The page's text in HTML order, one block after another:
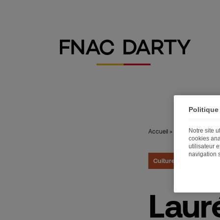
Accueil > Publications>
Culture
Notre site
cookies
utilisateur
navigation